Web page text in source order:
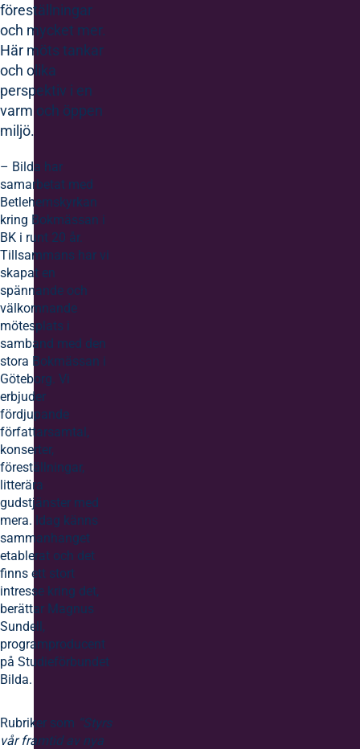
föreställningar
och mycket mer.
Här möts tankar
och olika
perspektiv i en
varm och öppen
miljö.
– Bilda har
samarbetat med
Betlehemskyrkan
kring Bokmässan i
BK i runt 20 år.
Tillsammans har vi
skapat en
spännande och
välkomnande
mötesplats i
samband med den
stora Bokmässan i
Göteborg. Vi
erbjuder
fördjupande
författarsamtal,
konserter,
föreställningar,
litterära
gudstjänster med
mera. Idag känns
sammanhanget
etablerat och det
finns ett stort
intresse kring det,
berättar Magnus
Sundell,
programproducent
på Studieförbundet
Bilda.
Rubriker som “Styrs
vår framtid av nya